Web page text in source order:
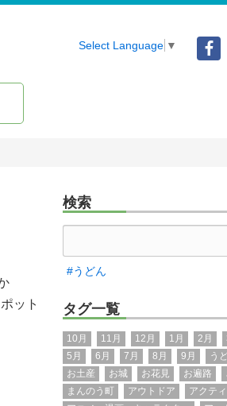
Select Language ▼
ット
検索
#うどん
タグ一覧
10月 11月 12月 1月 2月
5月
6月 7月 8月 9月
う
お土産
お城 お花見 お遍路
まんのう町
アウトドア
アクテ